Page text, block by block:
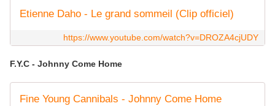
Etienne Daho - Le grand sommeil (Clip officiel)
https://www.youtube.com/watch?v=DROZA4cjUDY
F.Y.C - Johnny Come Home
Fine Young Cannibals - Johnny Come Home